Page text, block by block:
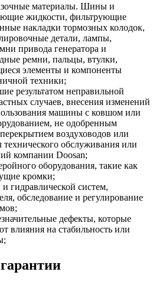
материалы. Шины и
жидкости, фильтрующие
накладки тормозных колодок,
детали, лампы,
привода генератора и
ремни, пальцы, втулки,
элементы и компоненты
техники;
результатом неправильной
случаев, внесения изменений
машины с ковшом или
не одобренным
воздуховодов или
обслуживания или
компании Doosan;
оборудования, такие как
кромки;
гидравлической систем,
обследование и регулирование
дефекты, которые
влияния на стабильность или